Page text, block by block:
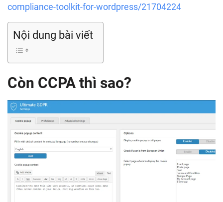
compliance-toolkit-for-wordpress/21704224
Nội dung bài viết
Còn CCPA thì sao?